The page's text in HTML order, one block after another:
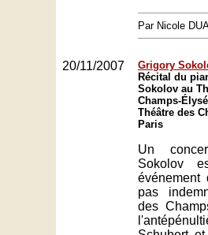
Par Nicole
20/11/2007
Grigory
Récital du
Sokolov au
Champs-
Théâtre des
Paris
Un
Sokolov
pas
des